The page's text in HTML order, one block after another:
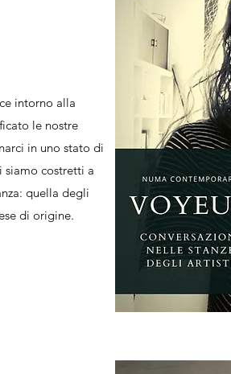
intorno alla
le nostre
in uno stato di
siamo costretti a
quella degli
di origine.